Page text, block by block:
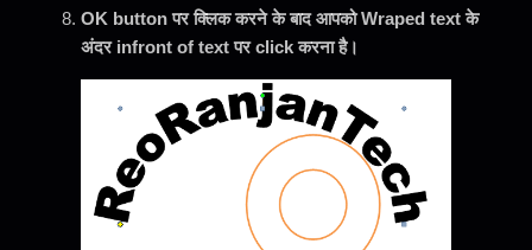
OK button पर क्लिक करने के बाद आपको Wraped text के
अंदर infront of text पर click करना है।